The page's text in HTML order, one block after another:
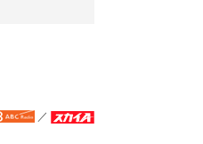
／